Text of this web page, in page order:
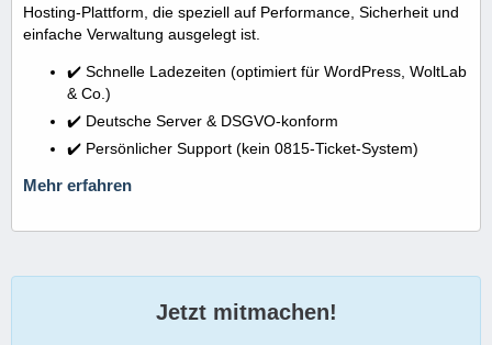
Hosting-Plattform, die speziell auf Performance, Sicherheit und
einfache Verwaltung ausgelegt ist.
✔️ Schnelle Ladezeiten (optimiert für WordPress, WoltLab
& Co.)
✔️ Deutsche Server & DSGVO-konform
✔️ Persönlicher Support (kein 0815-Ticket-System)
Mehr erfahren
Jetzt mitmachen!